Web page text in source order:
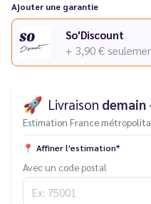
Ajouter une garantie
So'Discount
+ 3,90 €
🚀 Livraison demain
Estimation France
📍 Affiner l'estimation*
Avec un code postal